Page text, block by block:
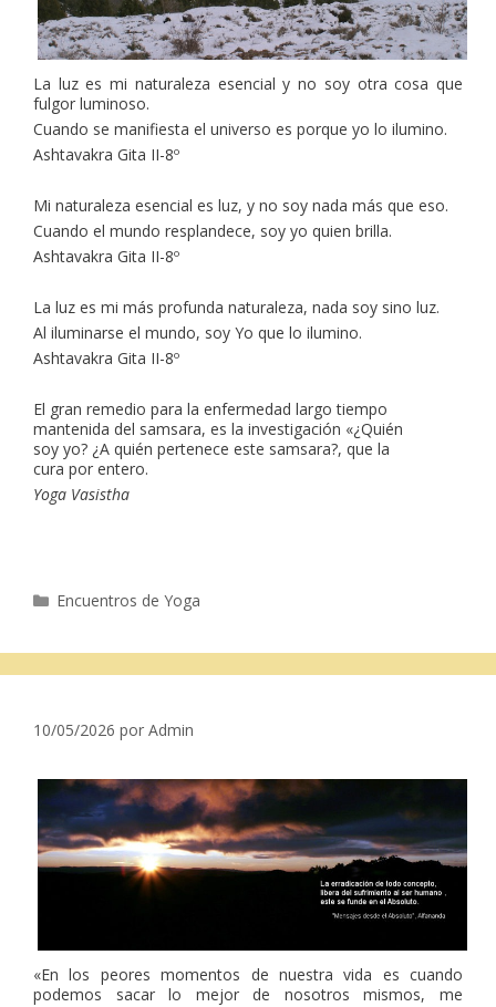
La luz es mi naturaleza esencial y no soy otra cosa que
fulgor luminoso.
Cuando se manifiesta el universo es porque yo lo ilumino.
Ashtavakra Gita II-8º
Mi naturaleza esencial es luz, y no soy nada más que eso.
Cuando el mundo resplandece, soy yo quien brilla.
Ashtavakra Gita II-8º
La luz es mi más profunda naturaleza, nada soy sino luz.
Al iluminarse el mundo, soy Yo que lo ilumino.
Ashtavakra Gita II-8º
El gran remedio para la enfermedad largo tiempo
mantenida del samsara, es la investigación «¿Quién
soy yo? ¿A quién pertenece este samsara?, que la
cura por entero.
Yoga Vasistha
Categorías
Encuentros de Yoga
10/05/2026 por Admin
«En los peores momentos de nuestra vida es cuando
podemos sacar lo mejor de nosotros mismos, me